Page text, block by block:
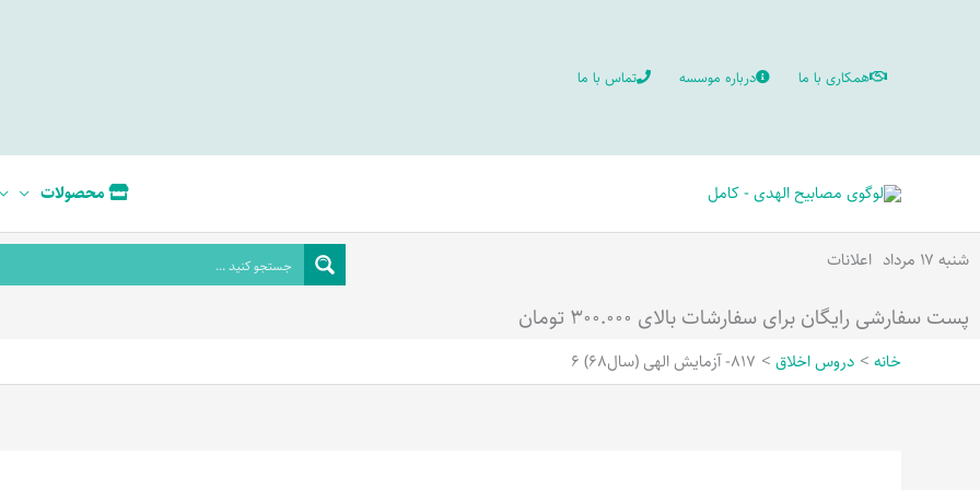
همکاری با ما درباره موسسه تماس با ما
محصولات
شنبه ۱۷ مرداد اعلانات
پست سفارشی رایگان برای سفارشات بالای ۳۰۰.۰۰۰ تومان
خانه دروس اخلاق 817- آزمایش الهی (سال68) 6